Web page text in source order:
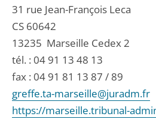
31 rue Jean-François Leca
CS 60642
13235 Marseille Cedex 2
tél. : 04 91 13 48 13
fax : 04 91 81 13 87 / 89
greffe.ta-marseille@juradm.fr
https://marseille.tribunal-